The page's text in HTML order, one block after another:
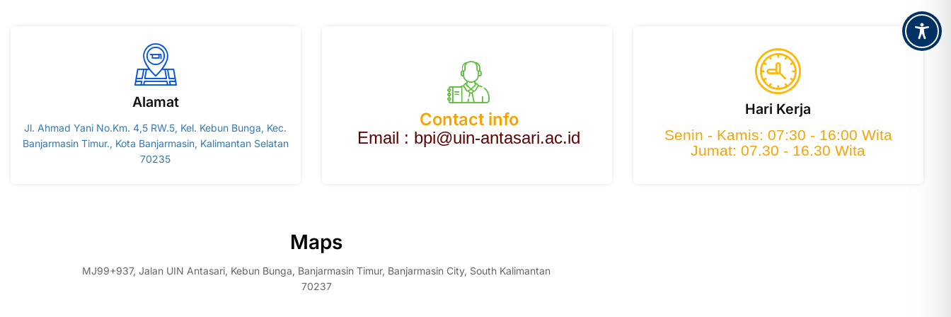
Alamat
Jl. Ahmad Yani No.Km. 4,5 RW.5, Kel. Kebun Bunga, Kec.
Banjarmasin Timur., Kota Banjarmasin, Kalimantan Selatan
70235
Contact info
Email : bpi@uin-antasari.ac.id
Hari Kerja
Senin - Kamis: 07:30 - 16:00 Wita
Jumat: 07.30 - 16.30 Wita
Maps
MJ99+937, Jalan UIN Antasari, Kebun Bunga, Banjarmasin Timur, Banjarmasin City, South Kalimantan
70237